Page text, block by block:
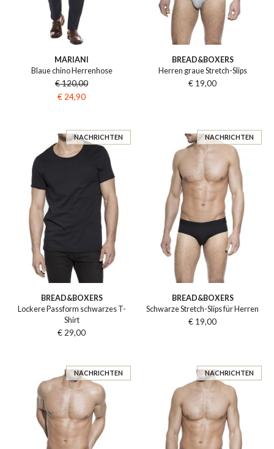
MARIANI
Blaue chino Herrenhose
€ 120,00
€ 24,90
BREAD&BOXERS
Herren graue Stretch-Slips
€ 19,00
NACHRICHTEN
BREAD&BOXERS
Lockere Passform schwarzes T-
Shirt
€ 29,00
NACHRICHTEN
BREAD&BOXERS
Schwarze Stretch-Slips für Herren
€ 19,00
NACHRICHTEN NACHRICHTEN